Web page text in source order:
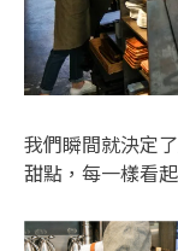
我們瞬間就決定
甜點，每一樣看